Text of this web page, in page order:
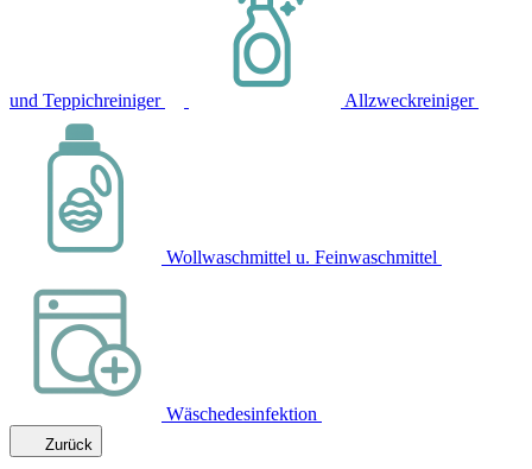
und Teppichreiniger Allzweckreiniger
Wollwaschmittel u. Feinwaschmittel
Wäschedesinfektion
Zurück